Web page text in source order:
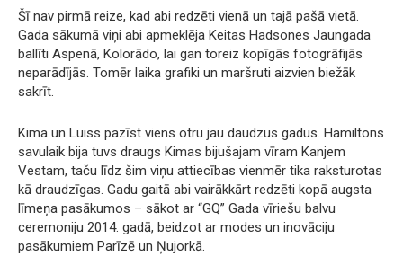
Šī nav pirmā reize, kad abi redzēti vienā un tajā pašā vietā.
Gada sākumā viņi abi apmeklēja Keitas Hadsones Jaungada
ballīti Aspenā, Kolorādo, lai gan toreiz kopīgās fotogrāfijās
neparādījās. Tomēr laika grafiki un maršruti aizvien biežāk
sakrīt.
Kima un Luiss pazīst viens otru jau daudzus gadus. Hamiltons
savulaik bija tuvs draugs Kimas bijušajam vīram Kanjem
Vestam, taču līdz šim viņu attiecības vienmēr tika raksturotas
kā draudzīgas. Gadu gaitā abi vairākkārt redzēti kopā augsta
līmeņa pasākumos – sākot ar “GQ” Gada vīriešu balvu
ceremoniju 2014. gadā, beidzot ar modes un inovāciju
pasākumiem Parīzē un Ņujorkā.